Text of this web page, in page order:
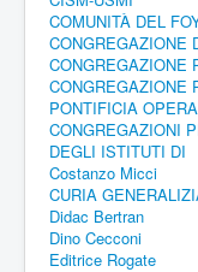
COMUNITÀ DEL
CONGREGAZIONE
CONGREGAZIONE
CONGREGAZIONE
PONTIFICIA
CONGREGAZIONI
DEGLI ISTITUTI DI
Costanzo Micci
CURIA
Didac Bertran
Dino Cecconi
Editrice Rogate